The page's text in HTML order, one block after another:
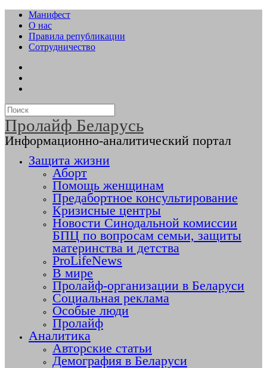
Манифест
О нас
Правила републикации
Сотрудничество
Пролайф Беларусь
Информационно-аналитический портал
Защита жизни
Аборт
Помощь женщинам
Предабортное консультирование
Кризисные центры
Новости Синодальной комиссии
БПЦ по вопросам семьи, защиты
материнства и детства
ProLifeNews
В мире
Пролайф-организации в Беларуси
Социальная реклама
Особые люди
Пролайф
Аналитика
Авторские статьи
Демография в Беларуси